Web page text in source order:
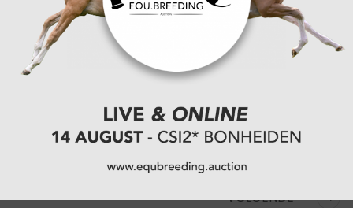
CATEGORIËN: KAMPIOENSCHAPPEN RAPPORTAGE,
INTERVIEW
SPRINGEN
VORIGE
Daan van Geel wint prachtige finale Outdoor
VOLGENDE